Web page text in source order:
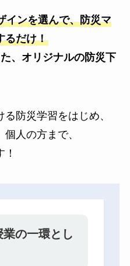
インを選んで、防災マ
るだけ！
、オリジナルの防災下
防災学習をはじめ、
人の方まで、
の一環とし